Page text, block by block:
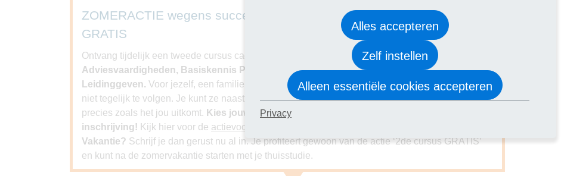
ZOMERACTIE wegens succes verlengd tm 16 augustus: 2de cursus
GRATIS
Ontvang tijdelijk een tweede cursus cadeau bij je inschrijving! Kies uit de gratis cursussen
Adviesvaardigheden, Basiskennis Psychologie, Creatief schrijven, Gesprekstechnieken of
Leidinggeven. Voor jezelf, een familielid, vriend of kennis. Je hoeft de twee cursussen uiteraard
niet tegelijk te volgen. Je kunt ze naast elkaar doen, maar ook eerst de één en later de ander,
precies zoals het jou uitkomt. Kies jouw GRATIS cursus in de volgende stap van je
inschrijving! Kijk hier voor de actievoorwaarden
Vakantie? Schrijf je dan gerust nu al in. Je profiteert gewoon van de actie ‘2de cursus GRATIS’
en kunt na de zomervakantie starten met je thuisstudie.
Alles accepteren
Zelf instellen
Alleen essentiële cookies accepteren
Privacy